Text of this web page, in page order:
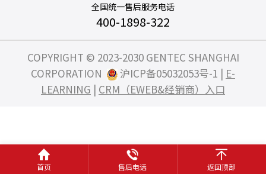
全国统一售后服务电话
400-1898-322
COPYRIGHT © 2023-2030 GENTEC SHANGHAI
CORPORATION
沪ICP备05032053号-1 | E-
LEARNING | CRM（EWEB&经销商）入口
首页 售后电话 返回顶部